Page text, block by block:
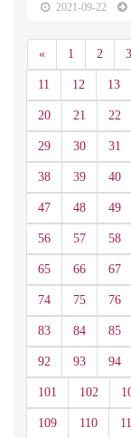
2021-09-22
«Anterior
1 2 3
11 12 13
20 21 22
29 30 31
38 39 40
47 48 49
56 57 58
65 66 67
74 75 76
83 84 85
92 93 94
101 102
109 110